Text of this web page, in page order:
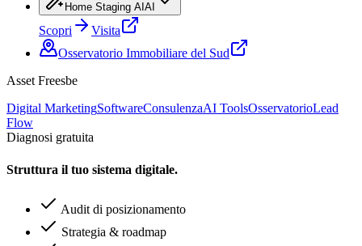
Home Staging AI AI
Scopri
Visita
Osservatorio Immobiliare del Sud
Asset Freesbe
Digital MarketingSoftwareConsulenzaAI ToolsOsservatorioLead
Flow
Diagnosi gratuita
Struttura il tuo sistema digitale.
Audit di posizionamento
Strategia & roadmap